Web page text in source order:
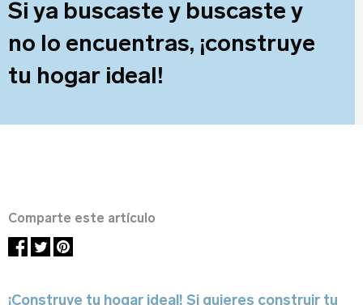
Si ya buscaste y buscaste y
no lo encuentras, ¡construye
tu hogar ideal!
Comparte este artículo
¡Construye tu hogar ideal! Si quieres construir tu
Dirección del negocio